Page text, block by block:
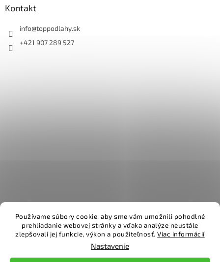
Používame súbory cookie, aby sme vám umožnili pohodlné
prehliadanie webovej stránky a vďaka analýze neustále
zlepšovali jej funkcie, výkon a použiteľnosť.Viac informácií
Nastavenie
Kontakt
info@toppodlahy.sk
+421 907 289 527
Vytvoril Shoptet